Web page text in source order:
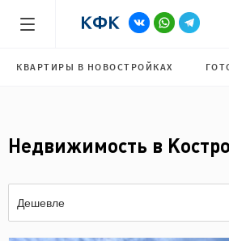
КВАРТИРЫ В НОВОСТРОЙКАХ
Недвижимость в
Дешевле